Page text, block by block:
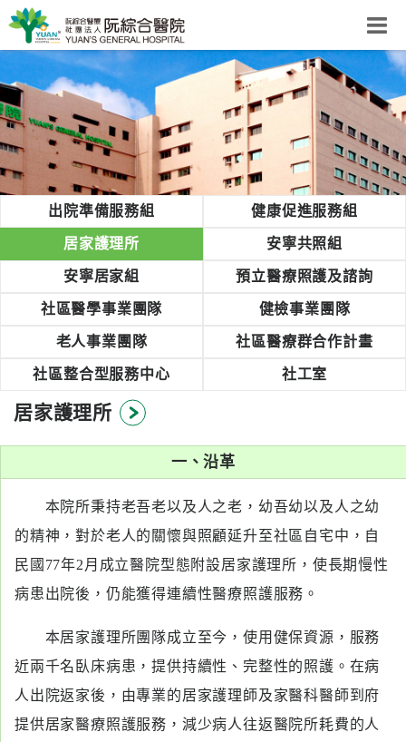
阮綜合醫院
粉絲團
網站導覽
Select Language ▼
回首頁
綜
系
綜
合
醫
務
就
出院準備服務組 健康促進服務組
居家護理所 安寧共照組
安寧居家組 預立醫療照護及諮詢
社區醫學事業團隊 健檢事業團隊
老人事業團隊 社區醫療群合作計畫
社區整合型服務中心 社工室
居家護理所
一、沿革
本院所秉持老吾老以及人之老，幼吾幼以及人之幼
的精神，對於老人的關懷與照顧延升至社區自宅中，自
民國77年2月成立醫院型態附設居家護理所，使長期慢性
病患出院後，仍能獲得連續性醫療照護服務。
本居家護理所團隊成立至今，使用健保資源，服務
近兩千名臥床病患，提供持續性、完整性的照護。在病
人出院返家後，由專業的居家護理師及家醫科醫師到府
提供居家醫療照護服務，減少病人往返醫院所耗費的人